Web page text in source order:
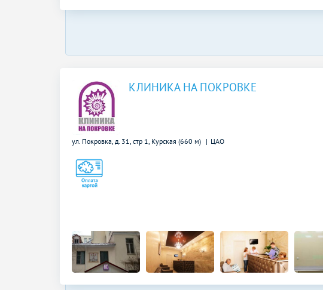
КЛИНИКА НА ПОКРОВКЕ
ул. Покровка, д. 31, стр 1, Курская (660 м) ЦАО